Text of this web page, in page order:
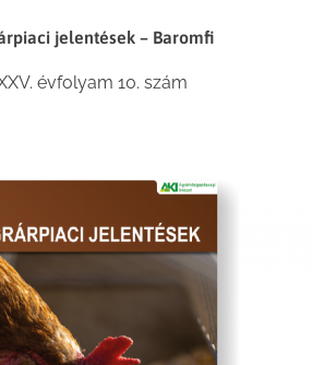
jelentések – Baromfi
évfolyam 10. szám